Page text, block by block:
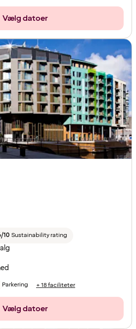
Vælg datoer
10 Sustainability rating
Parkering + 18 faciliteter
Vælg datoer